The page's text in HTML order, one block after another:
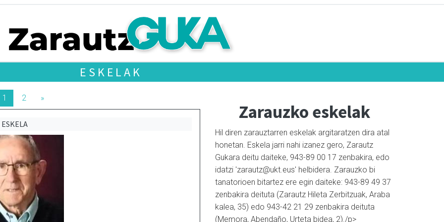
ESKELAK
1 2 »
ESKELA
Zarauzko eskelak
Hil diren zarauztarren eskelak argitaratzen dira atal
honetan. Eskela jarri nahi izanez gero, Zarautz
Gukara deitu daiteke, 943-89 00 17 zenbakira, edo
idatzi 'zarautz@ukt.eus' helbidera. Zarauzko bi
tanatorioen bitartez ere egin daiteke: 943-89 49 37
zenbakira deituta (Zarautz Hileta Zerbitzuak, Araba
kalea, 35) edo 943-42 21 29 zenbakira deituta
(Memora, Abendaño, Urteta bidea, 2)./p>